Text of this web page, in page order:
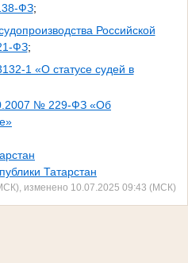
ФЗ;
Российской
ФЗ;
1 «О статусе судей в
№ 229-ФЗ «Об
Татарстан
изменено 10.07.2025 09:43 (МСК)